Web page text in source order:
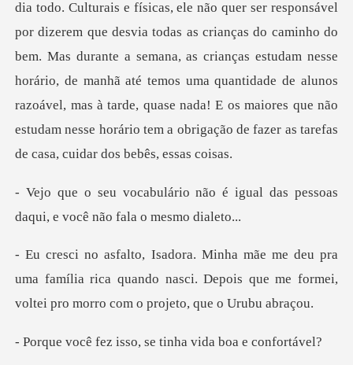
s as crianças do caminho do
bem. Mas durante a semana, as crianças estudam nesse
horário, de manhã até temos uma quantidade de alunos
razoável,
o é igual das pessoas
daqui, e
uma família rica quando nasci. Depois que me formei,
isso, se tinha vid